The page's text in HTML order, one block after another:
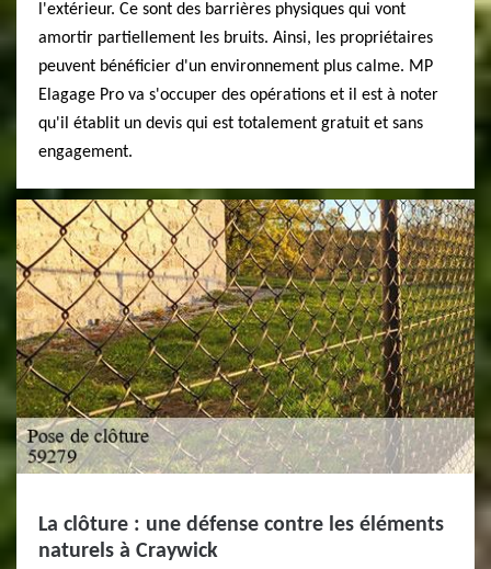
l'extérieur. Ce sont des barrières physiques qui vont
amortir partiellement les bruits. Ainsi, les propriétaires
peuvent bénéficier d'un environnement plus calme. MP
Elagage Pro va s'occuper des opérations et il est à noter
qu'il établit un devis qui est totalement gratuit et sans
engagement.
La clôture : une défense contre les éléments
naturels à Craywick